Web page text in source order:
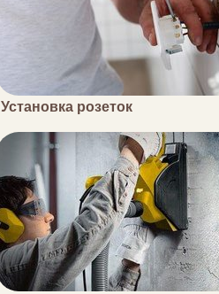
Установка розеток